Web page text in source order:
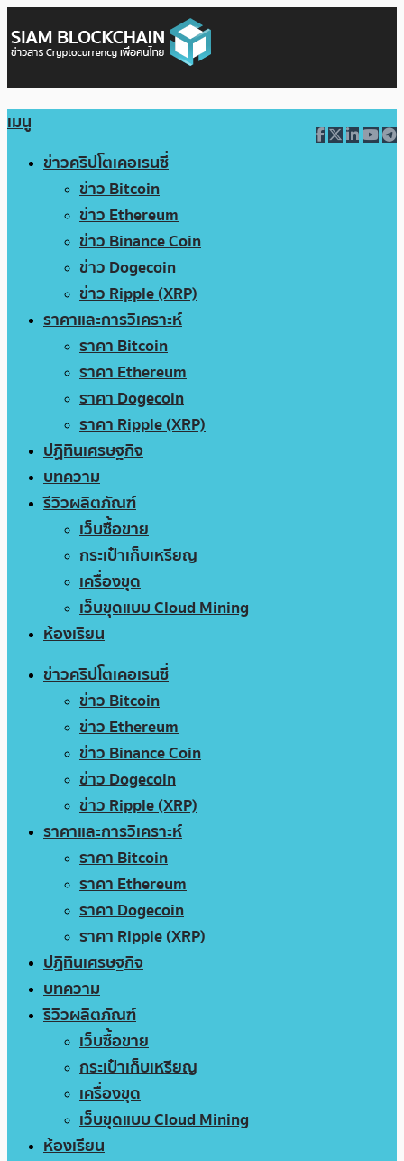
เมนู
ข่าวคริปโตเคอเรนซี่
ข่าว Bitcoin
ข่าว Ethereum
ข่าว Binance Coin
ข่าว Dogecoin
ข่าว Ripple (XRP)
ราคาและการวิเคราะห์
ราคา Bitcoin
ราคา Ethereum
ราคา Dogecoin
ราคา Ripple (XRP)
ปฏิทินเศรษฐกิจ
บทความ
รีวิวผลิตภัณฑ์
เว็บซื้อขาย
กระเป๋าเก็บเหรียญ
เครื่องขุด
เว็บขุดแบบ Cloud Mining
ห้องเรียน
ข่าวคริปโตเคอเรนซี่
ข่าว Bitcoin
ข่าว Ethereum
ข่าว Binance Coin
ข่าว Dogecoin
ข่าว Ripple (XRP)
ราคาและการวิเคราะห์
ราคา Bitcoin
ราคา Ethereum
ราคา Dogecoin
ราคา Ripple (XRP)
ปฏิทินเศรษฐกิจ
บทความ
รีวิวผลิตภัณฑ์
เว็บซื้อขาย
กระเป๋าเก็บเหรียญ
เครื่องขุด
เว็บขุดแบบ Cloud Mining
ห้องเรียน